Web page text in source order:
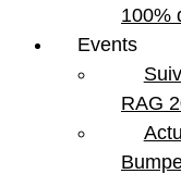
100%
Events
RAG